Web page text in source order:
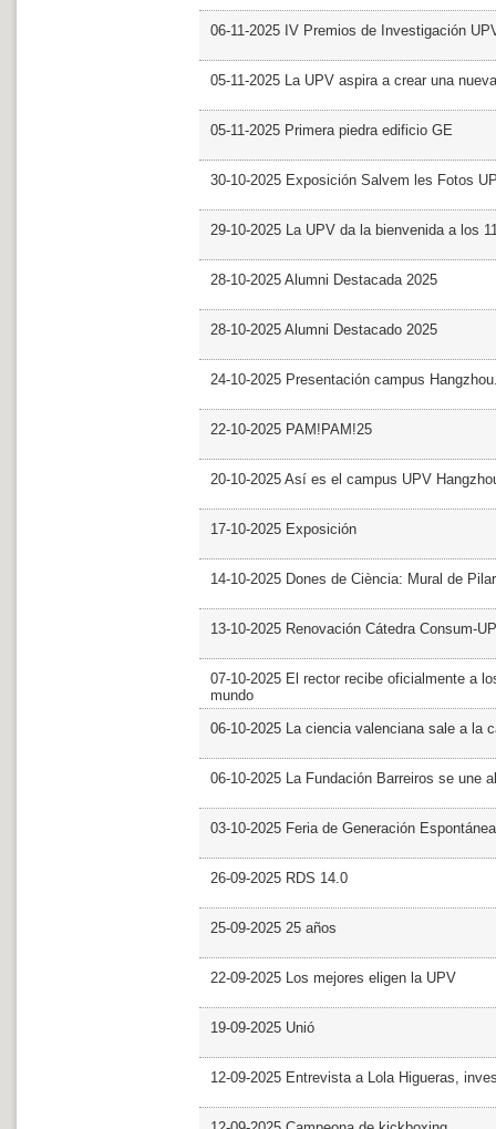
06-11-2025 IV Premios de Investigación
05-11-2025 La UPV aspira a crear una
05-11-2025 Primera piedra edificio GE
30-10-2025 Exposición Salvem les Fotos
29-10-2025 La UPV da la bienvenida a los
28-10-2025 Alumni Destacada 2025
28-10-2025 Alumni Destacado 2025
24-10-2025 Presentación campus
22-10-2025 PAM!PAM!25
20-10-2025 Así es el campus UPV
17-10-2025 Exposición
14-10-2025 Dones de Ciència: Mural de
13-10-2025 Renovación Cátedra Consum-
07-10-2025 El rector recibe oficialmente a
mundo
06-10-2025 La ciencia valenciana sale a la
06-10-2025 La Fundación Barreiros se une
03-10-2025 Feria de Generación Espontánea
26-09-2025 RDS 14.0
25-09-2025 25 años
22-09-2025 Los mejores eligen la UPV
19-09-2025 Unió
12-09-2025 Entrevista a Lola Higueras,